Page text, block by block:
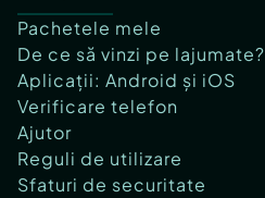
Pachetele mele
De ce să vinzi pe lajumate?
Aplicații: Android și iOS
Verificare telefon
Ajutor
Reguli de utilizare
Sfaturi de securitate